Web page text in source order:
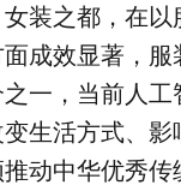
装之都，在以
成效显著，服
一，当前人工
生活方式、影
动中华优秀传